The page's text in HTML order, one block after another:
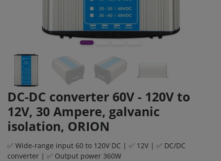
DC-DC converter 60V - 120V to
12V, 30 Ampere, galvanic
isolation, ORION
✅ Wide-range input 60 to 120V DC | ✅ 12V | ✅ DC/DC
converter | ✅ Output power 360W